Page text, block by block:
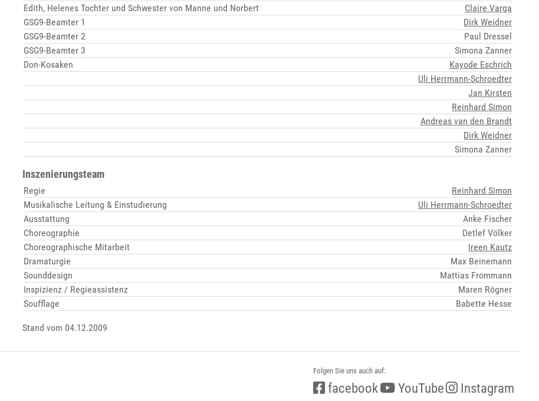
Edith, Helenes Tochter und Schwester von Manne und Norbert
Claire Varga
GSG9-Beamter 1
Dirk Weidner
GSG9-Beamter 2
Paul Dressel
GSG9-Beamter 3
Simona Zanner
Don-Kosaken
Kayode Eschrich
Uli Herrmann-Schroedter
Jan Kirsten
Reinhard Simon
Andreas van den Brandt
Dirk Weidner
Simona Zanner
Inszenierungsteam
Regie
Reinhard Simon
Musikalische Leitung & Einstudierung
Uli Herrmann-Schroedter
Ausstattung
Anke Fischer
Choreographie
Detlef Völker
Choreographische Mitarbeit
Ireen Kautz
Dramaturgie
Max Beinemann
Sounddesign
Mattias Frommann
Inspizienz / Regieassistenz
Maren Rögner
Soufflage
Babette Hesse
Stand vom 04.12.2009
Folgen Sie uns auch auf:
facebook YouTube Instagram